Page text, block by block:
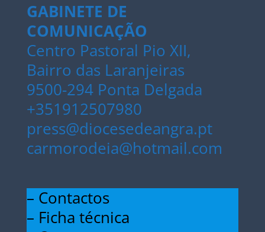
GABINETE DE
COMUNICAÇÃO
Centro Pastoral Pio XII,
Bairro das Laranjeiras
9500-294 Ponta Delgada
+351912507980
press@diocesedeangra.pt
carmorodeia@hotmail.com
– Contactos
– Ficha técnica